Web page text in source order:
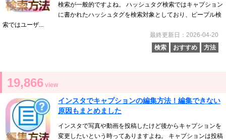
検索が一般的ですよね。 ハッシュタグ検索ではキャプション
に書かれたハッシュタグを検索対象としており、ピープル検
索ではユーザ...
最終更新日：2026-04-20
検索
おすすめ 方法
19,866 view
インスタでキャプションの編集方法！編集できない
原因もまとめました
インスタで写真や動画を投稿したけど後からキャプションを
変更したいという時ってありますよね。 キャプションは投稿